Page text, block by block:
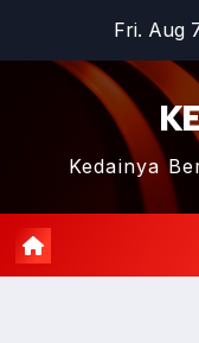
Fri. Aug
Kedainya